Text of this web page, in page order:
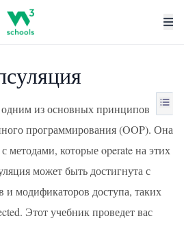
одним из основных принципов
программирования (OOP). Она
методами, которые operate на этих
может быть достигнута с
и модификаторов доступа, таких
Этот учебник проведет вас